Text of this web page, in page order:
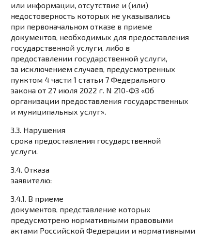
или информации, отсутствие и (или)
недостоверность которых не указывались
при первоначальном отказе в приеме
документов, необходимых для предоставления
государственной услуги, либо в
предоставлении государственной услуги,
за исключением случаев, предусмотренных
пунктом 4 части 1 статьи 7 Федерального
закона от 27 июля 2022 г. N 210-ФЗ «Об
организации предоставления государственных
и муниципальных услуг».
3.3. Нарушения
срока предоставления государственной
услуги.
3.4. Отказа
заявителю:
3.4.1. В приеме
документов, представление которых
предусмотрено нормативными правовыми
актами Российской Федерации и нормативными